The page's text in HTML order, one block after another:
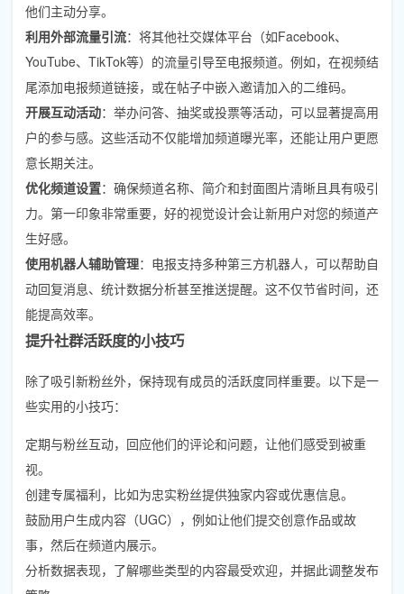
他们主动分享。
利用外部流量引流：将其他社交媒体平台（如Facebook、
YouTube、TikTok等）的流量引导至电报频道。例如，在视频结
尾添加电报频道链接，或在帖子中嵌入邀请加入的二维码。
开展互动活动：举办问答、抽奖或投票等活动，可以显著提高用
户的参与感。这些活动不仅能增加频道曝光率，还能让用户更愿
意长期关注。
优化频道设置：确保频道名称、简介和封面图片清晰且具有吸引
力。第一印象非常重要，好的视觉设计会让新用户对您的频道产
生好感。
使用机器人辅助管理：电报支持多种第三方机器人，可以帮助自
动回复消息、统计数据分析甚至推送提醒。这不仅节省时间，还
能提高效率。
提升社群活跃度的小技巧
除了吸引新粉丝外，保持现有成员的活跃度同样重要。以下是一
些实用的小技巧：
定期与粉丝互动，回应他们的评论和问题，让他们感受到被重
视。
创建专属福利，比如为忠实粉丝提供独家内容或优惠信息。
鼓励用户生成内容（UGC），例如让他们提交创意作品或故
事，然后在频道内展示。
分析数据表现，了解哪些类型的内容最受欢迎，并据此调整发布